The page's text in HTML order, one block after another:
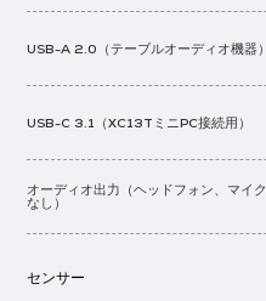
USB-A 2.0（テーブルオーディオ機器）
USB-C 3.1（XC13TミニPC接続用）
オーディオ出力（ヘッドフォン、マイク
なし）
センサー